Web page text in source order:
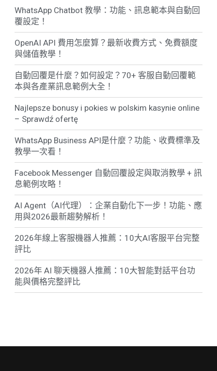
WhatsApp Chatbot 教學：功能、訊息範本與自動回
覆設定！
OpenAI API 費用怎麼算？最新收費方式、免費額度
與儲值教學！
自動回覆是什麼？如何設定？70+ 客服自動回覆範
本與各產業訊息範例大全！
Najlepsze bonusy i pokies w polskim kasynie online
– Sprawdź ofertę
WhatsApp Business API是什麼？功能、收費標準及
教學一次看！
Facebook Messenger 自動回覆設定與取消教學 + 訊
息範例攻略！
AI Agent（AI代理）：企業自動化下一步！功能、應
用與2026最新趨勢解析！
2026年線上客服機器人推薦：10大AI客服平台完整
評比
2026年 AI 聊天機器人推薦：10大智能對話平台功
能與價格完整評比